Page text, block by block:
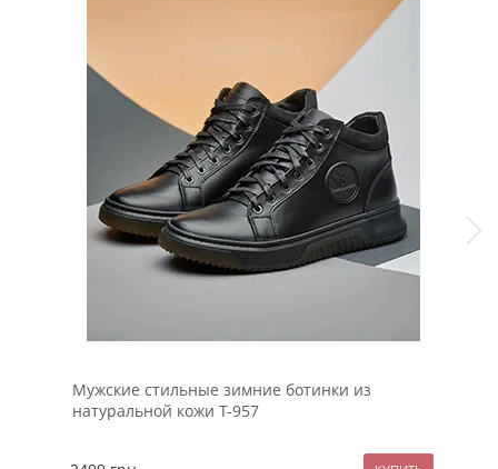
Мужские стильные зимние ботинки из
натуральной кожи Т-957